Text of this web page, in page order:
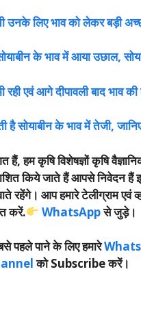
उनके लिए भाव को लेकर बड़ी
के भाव में आया उछाल,
एवं आगे दीपावली बाद भाव
है सोयाबीन के भाव में तेजी,
हैं, हम कृषि विशेषज्ञों कृषि
किये जाते हैं आपसे निवेदन हैं
रहेंगे। आप हमारे टेलीग्राम एवं
करें.
WhatsAppसे जुड़े।
पहले पाने के लिए हमारे
को Subscribe करें।